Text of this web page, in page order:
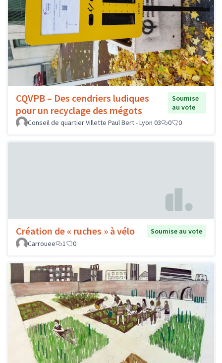
CQVPB – Des cendriers ludiques
pour un recyclage des mégots
Soumise
au vote
Conseil de quartier Villette Paul Bert - Lyon 03
0 0
Création de « ruches » à vélo
Soumise au vote
Carrouee
1 0